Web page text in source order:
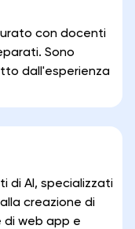
con docenti
Sono
dall'esperienza
di AI, specializzati
creazione di
di web app e